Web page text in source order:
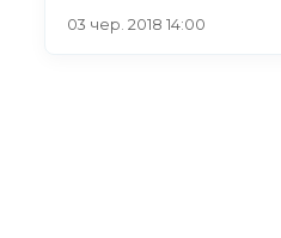
03 чер. 2018 14:00